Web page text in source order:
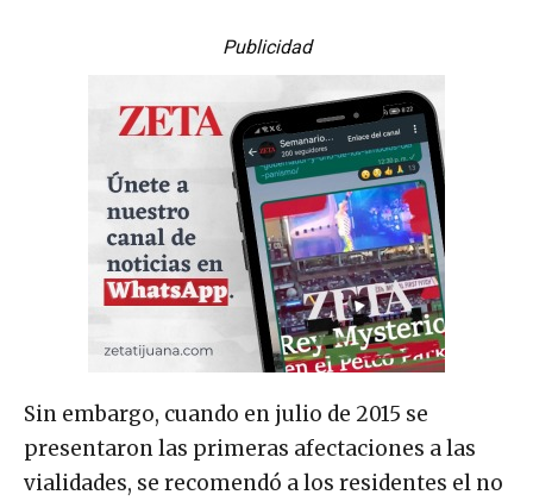
Publicidad
Sin embargo, cuando en julio de 2015 se
presentaron las primeras afectaciones a las
vialidades, se recomendó a los residentes el no